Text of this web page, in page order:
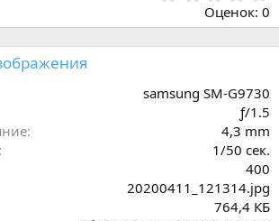
0
Оценок: 0
samsung SM-G9730
ƒ/1.5
4,3 mm
1/50 сек.
400
20200411_121314.jpg
764,4 КБ